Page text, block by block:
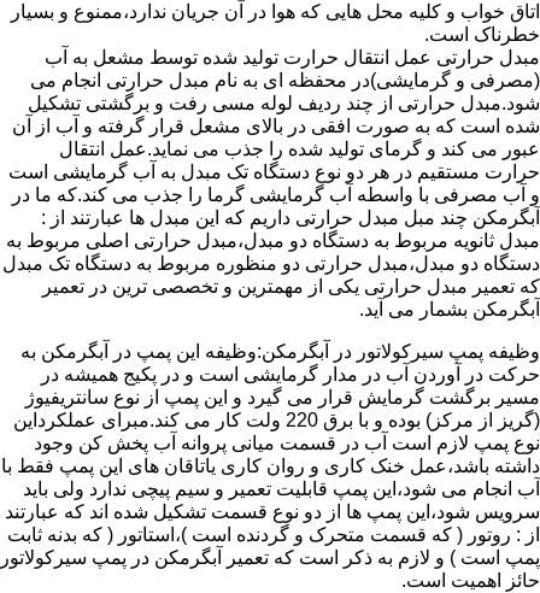
اتاق خواب و کلیه محل هایی که هوا در آن جریان ندارد،ممنوع و بسیار
خطرناک است.
مبدل حرارتی عمل انتقال حرارت تولید شده توسط مشعل به آب
(مصرفی و گرمایشی)در محفظه ای به نام مبدل حرارتی انجام می
شود.مبدل حرارتی از چند ردیف لوله مسی رفت و برگشتی تشکیل
شده است که به صورت افقی در بالای مشعل قرار گرفته و آب از آن
عبور می کند و گرمای تولید شده را جذب می نماید.عمل انتقال
حرارت مستقیم در هر دو نوع دستگاه تک مبدل به آب گرمایشی است
و آب مصرفی با واسطه آب گرمایشی گرما را جذب می کند.که ما در
آبگرمکن چند مبل مبدل حرارتی داریم که این مبدل ها عبارتند از :
مبدل ثانویه مربوط به دستگاه دو مبدل،مبدل حرارتی اصلی مربوط به
دستگاه دو مبدل،مبدل حرارتی دو منظوره مربوط به دستگاه تک مبدل
که تعمیر مبدل حرارتی یکی از مهمترین و تخصصی ترین در تعمیر
آبگرمکن بشمار می آید.
وظیفه پمپ سیرکولاتور در آبگرمکن:وظیفه این پمپ در آبگرمکن به
حرکت در آوردن آب در مدار گرمایشی است و در پکیج همیشه در
مسیر برگشت گرمایش قرار می گیرد و این پمپ از نوع سانتریفیوژ
(گریز از مرکز) بوده و با برق 220 ولت کار می کند.مبرای عملکرداین
نوع پمپ لازم است آب در قسمت میانی پروانه آب پخش کن وجود
داشته باشد،عمل خنک کاری و روان کاری یاتاقان های این پمپ فقط با
آب انجام می شود،این پمپ قابلیت تعمیر و سیم پیچی ندارد ولی باید
سرویس شود،این پمپ ها از دو نوع قسمت تشکیل شده اند که عبارتند
از : روتور ( که قسمت متحرک و گردنده است )،استاتور ( که بدنه ثابت
پمپ است ) و لازم به ذکر است که تعمیر آبگرمکن در پمپ سیرکولاتور
حائز اهمیت است.